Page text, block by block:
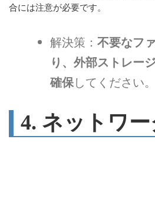
合には注意が必要です。
解決策： 不要なフ
り、外部ストレー
確保してください。
4. ネットワ